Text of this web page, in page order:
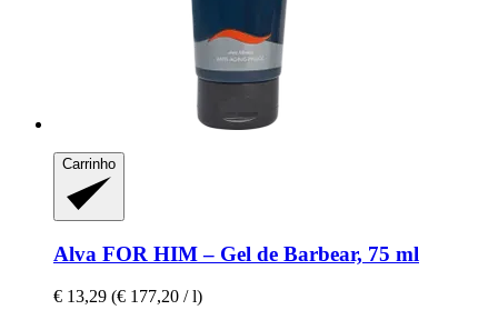
Carrinho
Alva FOR HIM – Gel de Barbear, 75 ml
€ 13,29 (€ 177,20 / l)